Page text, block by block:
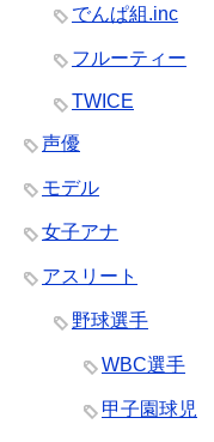
でんぱ組.inc
フルーティー
TWICE
声優
モデル
女子アナ
アスリート
野球選手
WBC選手
甲子園球児